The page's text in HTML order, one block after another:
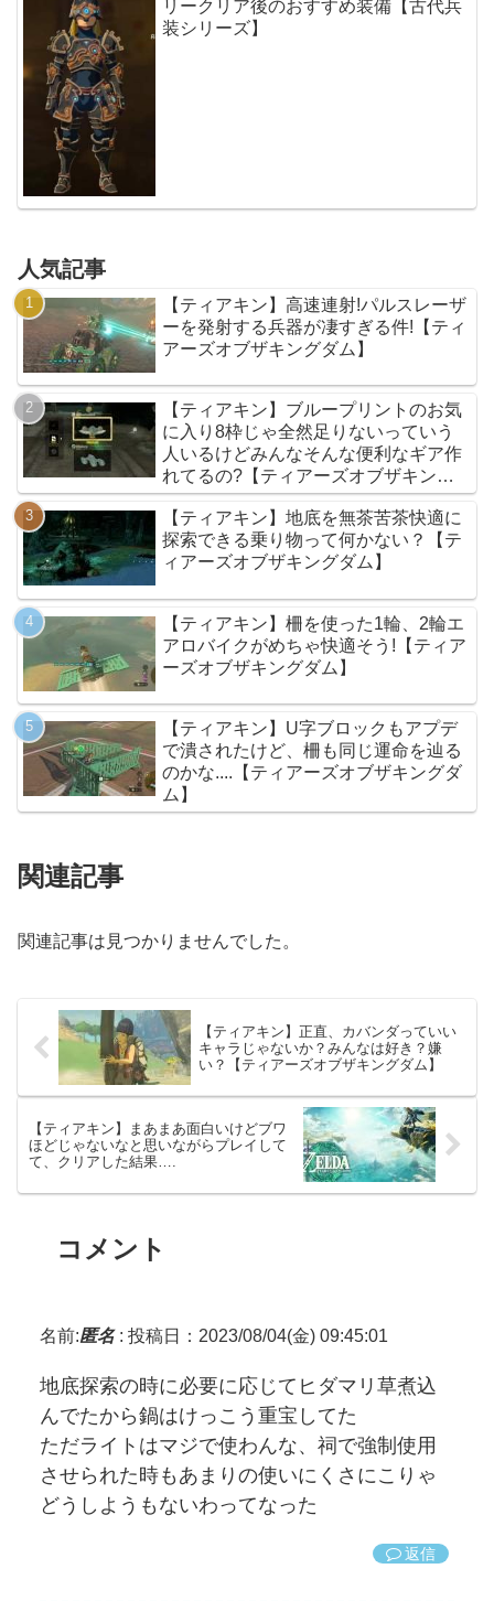
リークリア後のおすすめ装備【古代兵
装シリーズ】
人気記事
【ティアキン】高速連射!パルスレーザ
ーを発射する兵器が凄すぎる件!【ティ
アーズオブザキングダム】
【ティアキン】ブループリントのお気
に入り8枠じゃ全然足りないっていう
人いるけどみんなそんな便利なギア作
れてるの?【ティアーズオブザキング
ダム】
【ティアキン】地底を無茶苦茶快適に
探索できる乗り物って何かない？【テ
ィアーズオブザキングダム】
【ティアキン】柵を使った1輪、2輪エ
アロバイクがめちゃ快適そう!【ティア
ーズオブザキングダム】
【ティアキン】U字ブロックもアプデ
で潰されたけど、柵も同じ運命を辿る
のかな....【ティアーズオブザキングダ
ム】
関連記事
関連記事は見つかりませんでした。
【ティアキン】正直、カバンダっていい
キャラじゃないか？みんなは好き？嫌
い？【ティアーズオブザキングダム】
【ティアキン】まあまあ面白いけどブワ
ほどじゃないなと思いながらプレイして
て、クリアした結果….
コメント
名前:匿名: 投稿日：2023/08/04(金) 09:45:01
地底探索の時に必要に応じてヒダマリ草煮込
んでたから鍋はけっこう重宝してた
ただライトはマジで使わんな、祠で強制使用
させられた時もあまりの使いにくさにこりゃ
どうしようもないわってなった
返信